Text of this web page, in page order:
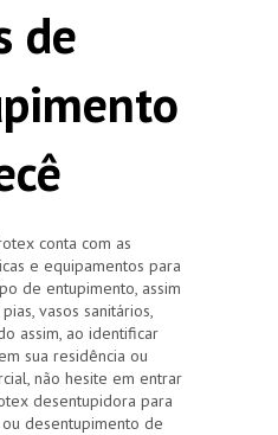
de
conta com as
e equipamentos para
de entupimento, assim
vasos sanitários,
assim, ao identificar
sua residência ou
não hesite em entrar
desentupidora para
desentupimento de